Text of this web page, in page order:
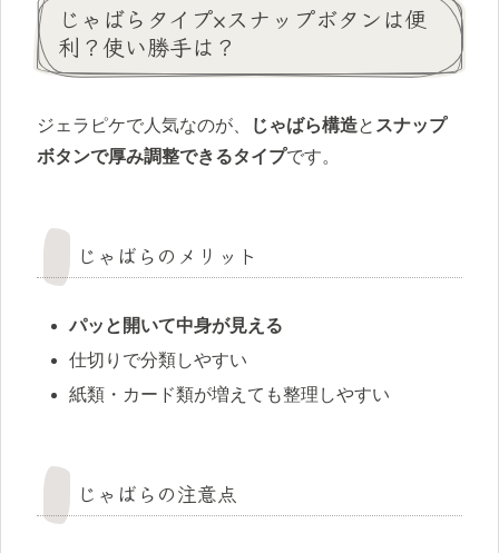
じゃばらタイプ×スナップボタンは便
利？使い勝手は？
ジェラピケで人気なのが、 じゃばら構造と スナップ
ボタンで厚み調整できるタイプです。
じゃばらのメリット
パッと開いて中身が見える
仕切りで分類しやすい
紙類・カード類が増えても整理しやすい
じゃばらの注意点